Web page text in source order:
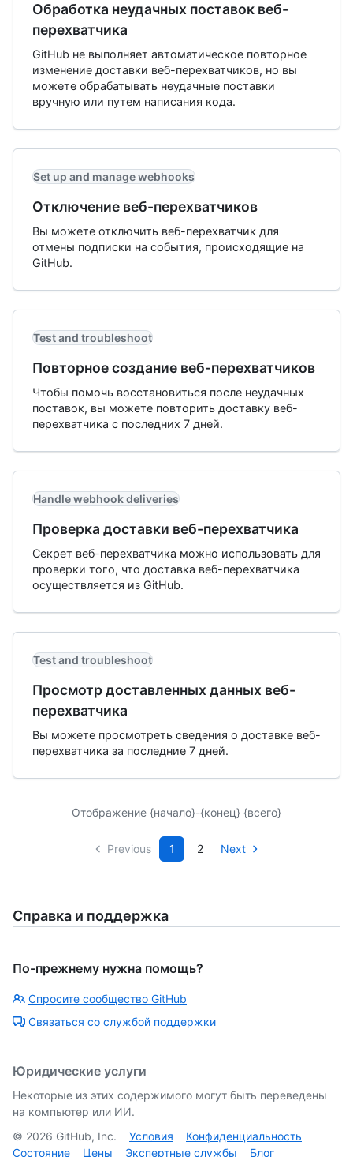
Обработка неудачных поставок веб-
перехватчика
GitHub не выполняет автоматическое повторное
изменение доставки веб-перехватчиков, но вы
можете обрабатывать неудачные поставки
вручную или путем написания кода.
Set up and manage webhooks
Отключение веб-перехватчиков
Вы можете отключить веб-перехватчик для
отмены подписки на события, происходящие на
GitHub.
Test and troubleshoot
Повторное создание веб-перехватчиков
Чтобы помочь восстановиться после неудачных
поставок, вы можете повторить доставку веб-
перехватчика с последних 7 дней.
Handle webhook deliveries
Проверка доставки веб-перехватчика
Секрет веб-перехватчика можно использовать для
проверки того, что доставка веб-перехватчика
осуществляется из GitHub.
Test and troubleshoot
Просмотр доставленных данных веб-
перехватчика
Вы можете просмотреть сведения о доставке веб-
перехватчика за последние 7 дней.
Отображение {начало}-{конец} {всего}
Previous 1 2 Next
Справка и поддержка
По-прежнему нужна помощь?
Спросите сообщество GitHub
Связаться со службой поддержки
Юридические услуги
Некоторые из этих содержимого могут быть переведены
на компьютер или ИИ.
© 2026 GitHub, Inc. Условия
Конфиденциальность
Состояние
Цены Экспертные службы Блог